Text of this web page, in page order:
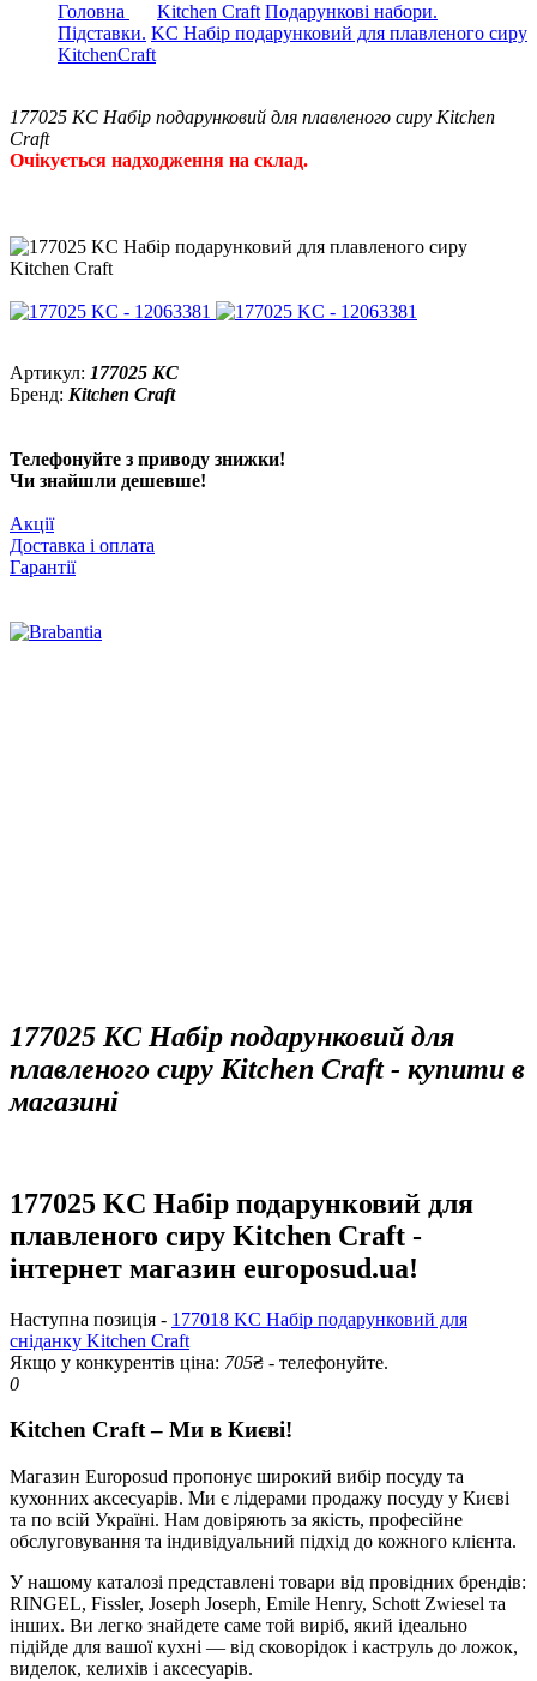
Головна
Kitchen Craft Подарункові набори.
Підставки. KC Набір подарунковий для плавленого сиру
KitchenCraft
177025 KC Набір подарунковий для плавленого сиру Kitchen
Craft
Очікується надходження на склад.
Артикул: 177025 KC
Бренд: Kitchen Craft
Телефонуйте з приводу знижки!
Чи знайшли дешевше!
Акції
Доставка і оплата
Гарантії
177025 KC Набір подарунковий для
плавленого сиру Kitchen Craft - купити в
магазині
177025 KC Набір подарунковий для
плавленого сиру Kitchen Craft -
інтернет магазин europosud.ua!
Наступна позиція - 177018 KC Набір подарунковий для
сніданку Kitchen Craft
Якщо у конкурентів ціна: 705₴ - телефонуйте.
0
Kitchen Craft – Ми в Києві!
Магазин Europosud пропонує широкий вибір посуду та
кухонних аксесуарів. Ми є лідерами продажу посуду у Києві
та по всій Україні. Нам довіряють за якість, професійне
обслуговування та індивідуальний підхід до кожного клієнта.
У нашому каталозі представлені товари від провідних брендів:
RINGEL, Fissler, Joseph Joseph, Emile Henry, Schott Zwiesel та
інших. Ви легко знайдете саме той виріб, який ідеально
підійде для вашої кухні — від сковорідок і каструль до ложок,
виделок, келихів і аксесуарів.